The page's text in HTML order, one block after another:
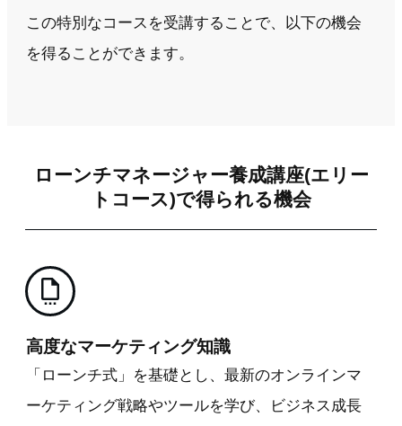
この特別なコースを受講することで、以下の機会
を得ることができます。
ローンチマネージャー養成講座(エリー
トコース)で得られる機会
高度なマーケティング知識
「ローンチ式」を基礎とし、最新のオンラインマ
ーケティング戦略やツールを学び、ビジネス成長